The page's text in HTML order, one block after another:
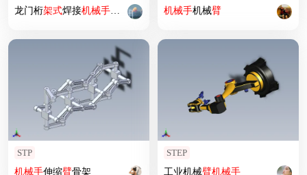
龙门桁架式焊接机械手机构 机械手机械臂
STP
机械手伸缩臂骨架
STEP
工业机械臂机械手